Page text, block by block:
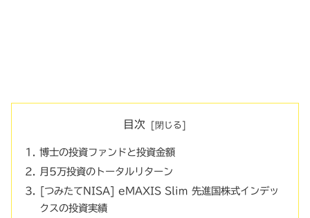
目次
博士の投資ファンドと投資金額
月5万投資のトータルリターン
[つみたてNISA] eMAXIS Slim 先進国株式インデッ
クスの投資実績